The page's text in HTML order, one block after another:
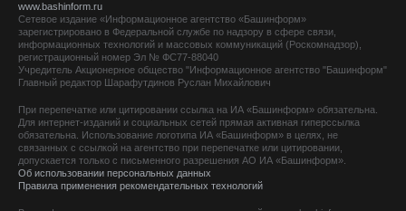
www.bashinform.ru
Сетевое издание «Информационное агентство «Башинформ»
зарегистрировано в Федеральной службе по надзору в сфере связи,
информационных технологий и массовых коммуникаций (Роскомнадзор),
регистрационный номер Эл № ФС77-88040
Учредитель Акционерное общество "Информационное агентство "Башинформ"
Главный редактор Шарафутдинов Руслан Михайлович
При перепечатке или цитировании ссылка на ИА «Башинформ» обязательна.
Для интернет-изданий и социальных сетей прямая активная гиперссылка
обязательна. Использование логотипа ИА «Башинформ» в целях, не
связанных с ссылкой на агентство при перепечатке или цитировании,
допускается только с письменного разрешения АО ИА «Башинформ».
Об использовании персональных данных
Правила применения рекомендательных технологий